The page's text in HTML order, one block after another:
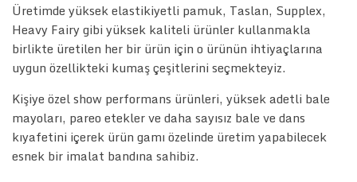
Üretimde yüksek elastikiyetli pamuk, Taslan, Supplex,
Heavy Fairy gibi yüksek kaliteli ürünler kullanmakla
birlikte üretilen her bir ürün için o ürünün ihtiyaçlarına
uygun özellikteki kumaş çeşitlerini seçmekteyiz.
Kişiye özel show performans ürünleri, yüksek adetli bale
mayoları, pareo etekler ve daha sayısız bale ve dans
kıyafetini içerek ürün gamı özelinde üretim yapabilecek
esnek bir imalat bandına sahibiz.